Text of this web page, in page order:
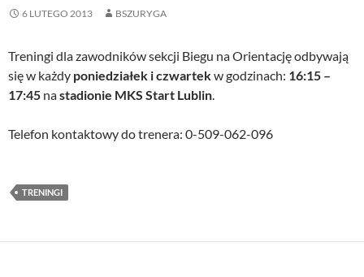
6 LUTEGO 2013 BSZURYGA
Treningi dla zawodników sekcji Biegu na Orientację odbywają
się w każdy poniedziałek i czwartekw godzinach: 16:15 –
17:45 nastadionie MKS Start Lublin.
Telefon kontaktowy do trenera: 0-509-062-096
TRENINGI